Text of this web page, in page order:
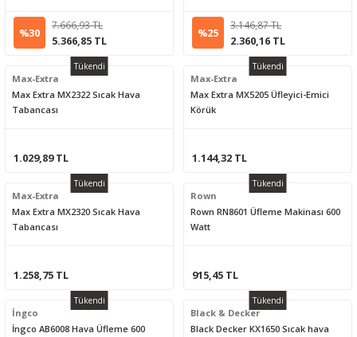
%30
7.666,93 TL
5.366,85 TL
%25
3.146,87 TL
2.360,16 TL
Tükendi
Max-Extra
Max Extra MX2322 Sıcak Hava
Tabancası
1.029,89 TL
Tükendi
Max-Extra
Max Extra MX5205 Üfleyici-Emici
Körük
1.144,32 TL
Tükendi
Max-Extra
Max Extra MX2320 Sıcak Hava
Tabancası
1.258,75 TL
Tükendi
Rown
Rown RN8601 Üfleme Makinası 600
Watt
915,45 TL
Tükendi
İngco
İngco AB6008 Hava Üfleme 600
Tükendi
Black & Decker
Black Decker KX1650 Sıcak hava